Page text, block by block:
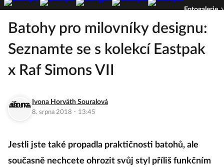
Fotogalerie
Batohy pro milovníky designu:
Seznamte se s kolekcí Eastpak
x Raf Simons VII
Ivona Horváth Souralová
8. srpna 2018 · 13:45
Jestli jste také propadla praktičnosti batohů, ale
současně nechcete ohrozit svůj styl příliš funkčním